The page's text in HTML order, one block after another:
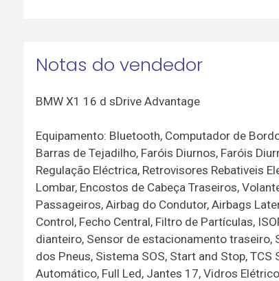
Notas do vendedor
BMW X1 16 d sDrive Advantage
Equipamento: Bluetooth, Computador de
Barras de Tejadilho, Faróis Diurnos, Faróis
Regulação Eléctrica, Retrovisores Rebativeis
Lombar, Encostos de Cabeça Traseiros,
Passageiros, Airbag do Condutor, Airbags
Control, Fecho Central, Filtro de Partículas,
dianteiro, Sensor de estacionamento traseiro,
dos Pneus, Sistema SOS, Start and Stop,
Automático, Full Led, Jantes 17, Vidros